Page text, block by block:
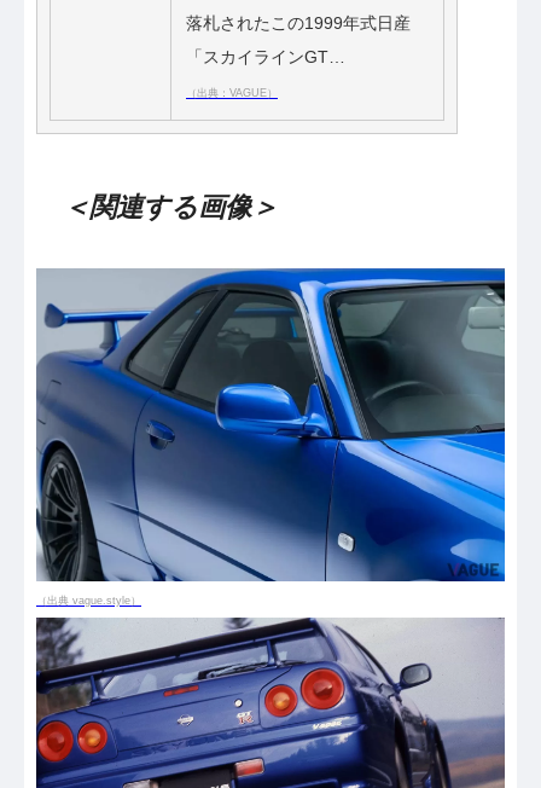
落札されたこの1999年式日産
「スカイラインGT…
（出典：VAGUE）
＜関連する画像＞
（出典 vague.style）